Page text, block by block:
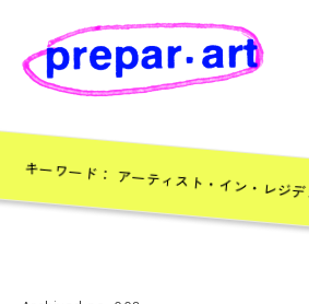
キーワード： アーティスト・イン・レ